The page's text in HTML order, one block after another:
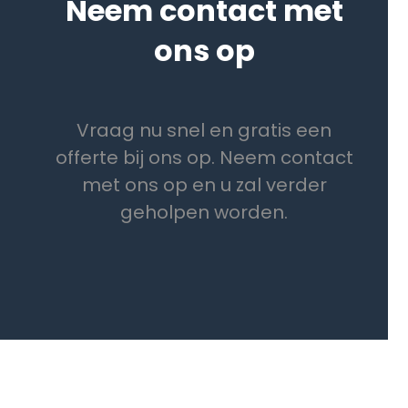
Neem contact met
ons op
Vraag nu snel en gratis een
offerte bij ons op. Neem contact
met ons op en u zal verder
geholpen worden.